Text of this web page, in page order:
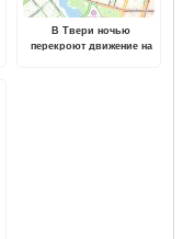
В Твери ночью
перекроют движение на